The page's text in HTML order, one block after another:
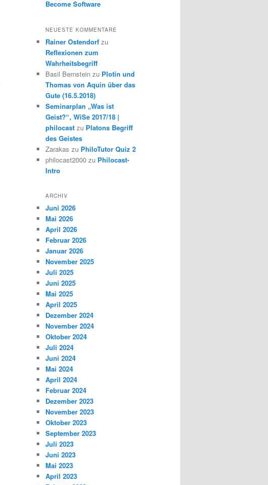
Become Software
NEUESTE KOMMENTARE
Rainer Ostendorf zu
Reflexionen zum
Wahrheitsbegriff
Basil Bernstein zu Plotin und
Thomas von Aquin über das
Gute (16.5.2018)
Seminarplan „Was ist
Geist?“, WiSe 2017/18 |
philocast zu Platons Begriff
des Geistes
Zarakas zu PhiloTutor Quiz 2
philocast2000 zu Philocast-
Intro
ARCHIV
Juni 2026
Mai 2026
April 2026
Februar 2026
Januar 2026
November 2025
Juli 2025
Juni 2025
Mai 2025
April 2025
Dezember 2024
November 2024
Oktober 2024
Juli 2024
Juni 2024
Mai 2024
April 2024
Februar 2024
Dezember 2023
November 2023
Oktober 2023
September 2023
Juli 2023
Juni 2023
Mai 2023
April 2023